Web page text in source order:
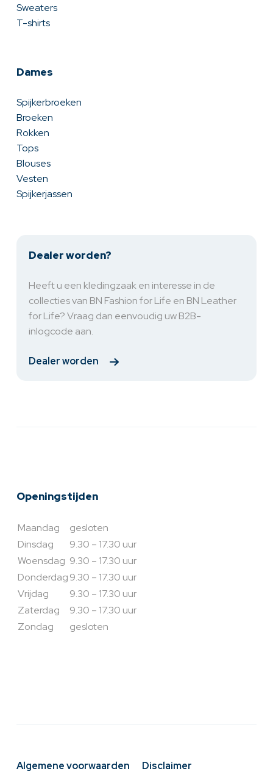
Sweaters
T-shirts
Dames
Spijkerbroeken
Broeken
Rokken
Tops
Blouses
Vesten
Spijkerjassen
Dealer worden?
Heeft u een kledingzaak en interesse in de
collecties van BN Fashion for Life en BN Leather
for Life? Vraag dan eenvoudig uw B2B-
inlogcode aan.
Dealer worden
Openingstijden
Maandag
gesloten
Dinsdag
9.30 – 17.30 uur
Woensdag 9.30 – 17.30 uur
Donderdag9.30 – 17.30 uur
Vrijdag
9.30 – 17.30 uur
Zaterdag
9.30 – 17.30 uur
Zondag
gesloten
Algemene voorwaarden
Disclaimer